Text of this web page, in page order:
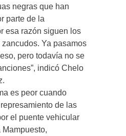
negras que han
parte de la
esa razón siguen los
Ya pasamos
pero todavía no se
indicó Chelo
es peor cuando
de las
el puente vehicular